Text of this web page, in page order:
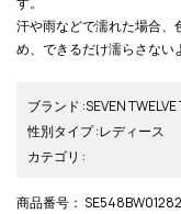
汗や雨などで濡れた場合、
め、できるだけ濡らさない
ブランド :SEVEN
性別タイプ:レディース
カテゴリ :
商品番号 ：